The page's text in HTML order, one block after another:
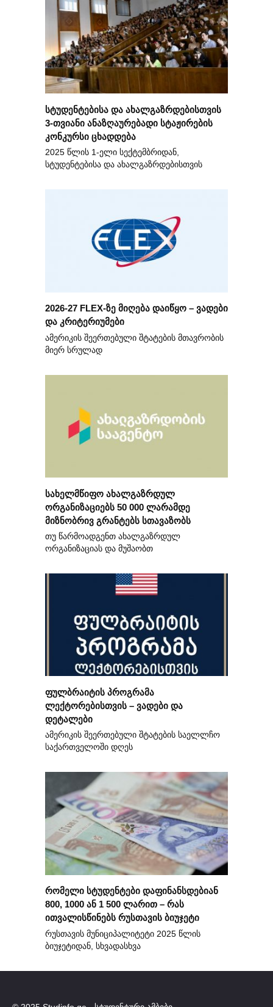
სტუდენტებისა და ახალგაზრდებისთვის
3-თვიანი ანაზღაურებადი სტაჟირების
კონკურსი ცხადდება
2025 წლის 1-ელი სექტემბრიდან,
სტუდენტებისა და ახალგაზრდებისთვის
2026-27 FLEX-ზე მიღება დაიწყო – ვადები
და კრიტერიუმები
ამერიკის შეერთებული შტატების მთავრობის
მიერ სრულად
სახელმწიფო ახალგაზრდულ
ორგანიზაციებს 50 000 ლარამდე
მიზნობრივ გრანტებს სთავაზობს
თუ წარმოადგენთ ახალგაზრდულ
ორგანიზაციას და მუშაობთ
ფულბრაიტის პროგრამა
ლექტორებისთვის – ვადები და
დეტალები
ამერიკის შეერთებული შტატების საელლჩო
საქართველოში დღეს
რომელი სტუდენტები დაფინანსდებიან
800, 1000 ან 1 500 ლარით – რას
ითვალისწინებს რუსთავის ბიუჯეტი
რუსთავის მუნიციპალიტეტი 2025 წლის
ბიუჯეტიდან, სხვადასხვა